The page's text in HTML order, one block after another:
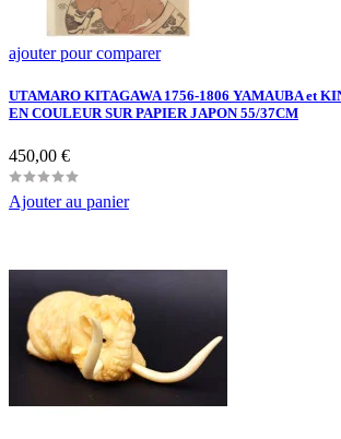
ajouter pour comparer
UTAMARO KITAGAWA 1756-1806 YAMAUBA et
EN COULEUR SUR PAPIER JAPON 55/37CM
Prix
450,00 €
Ajouter au panier